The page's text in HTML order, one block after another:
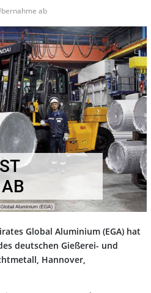
ab
Ü
Global Aluminium (EGA) hat
deutschen Gießerei- und
Hannover,